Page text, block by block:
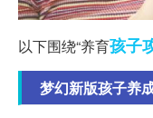
以下围绕“养育孩子
梦幻新版孩子养